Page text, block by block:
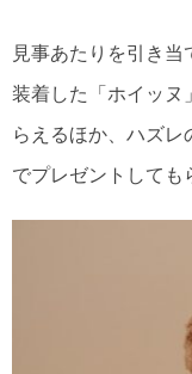
見事あたりを引き
装着した「ホイッヌ
らえるほか、ハズレ
でプレゼントしても